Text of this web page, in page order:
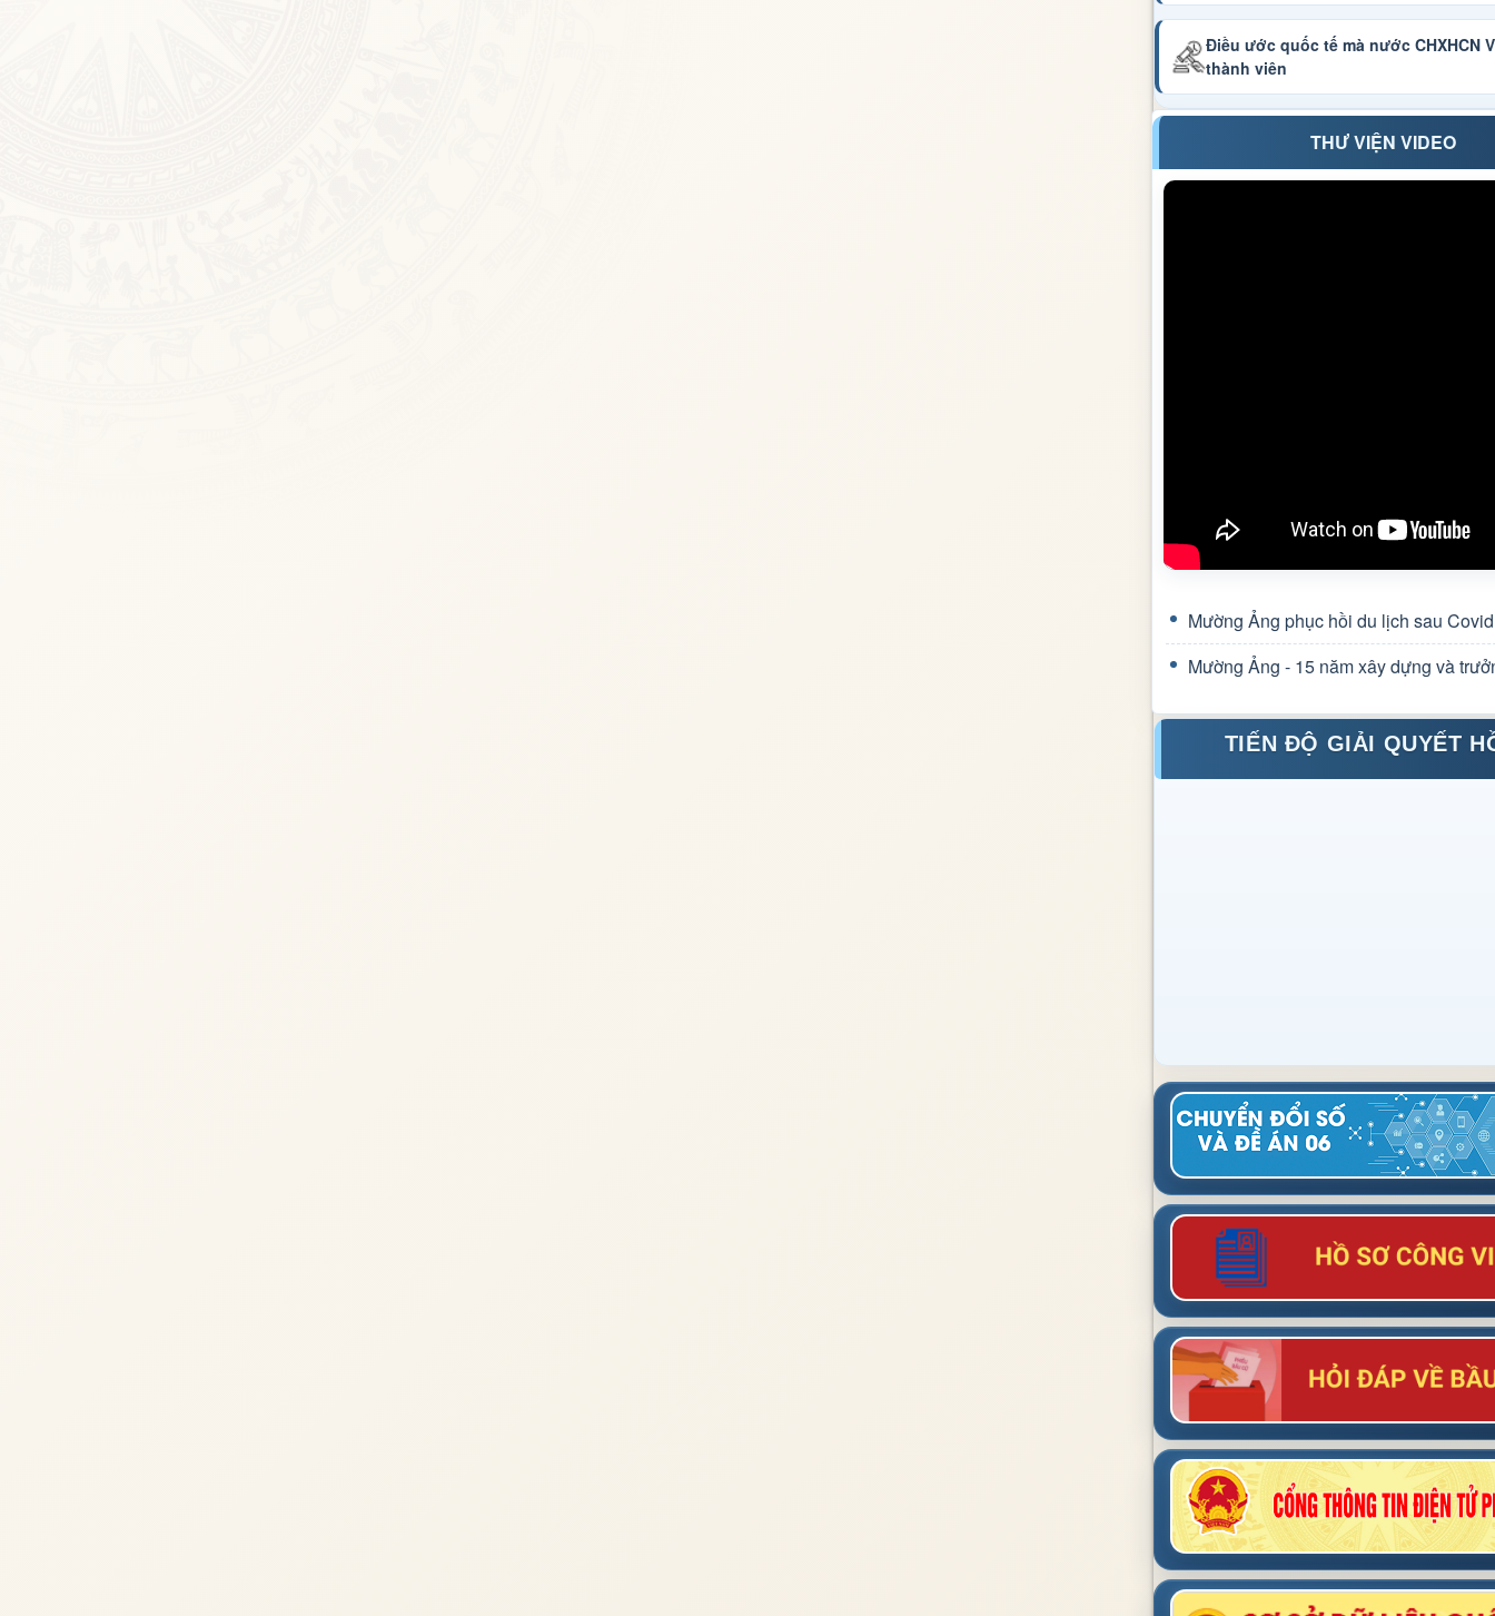
Điều ước quốc tế mà nước CHXHCN
thành viên
THƯ VIỆN VIDEO
Mường Ảng phục hồi du lịch sau
Mường Ảng - 15 năm xây dựng và
TIẾN ĐỘ GIẢI QUYẾT